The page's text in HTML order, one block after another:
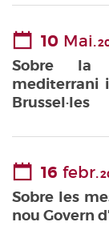
10 Mai.
Sobre la
mediterrani
Brussel·les
16 febr.
Sobre les
nou Govern